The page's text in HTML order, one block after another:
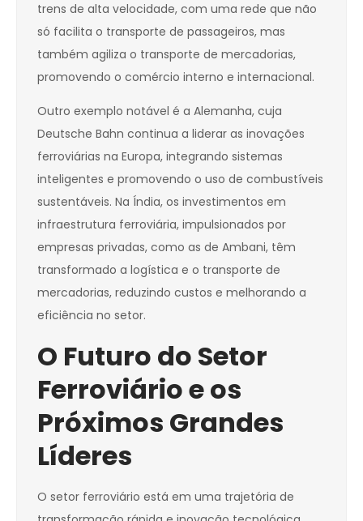
trens de alta velocidade, com uma rede que não
só facilita o transporte de passageiros, mas
também agiliza o transporte de mercadorias,
promovendo o comércio interno e internacional.
Outro exemplo notável é a Alemanha, cuja
Deutsche Bahn continua a liderar as inovações
ferroviárias na Europa, integrando sistemas
inteligentes e promovendo o uso de combustíveis
sustentáveis. Na Índia, os investimentos em
infraestrutura ferroviária, impulsionados por
empresas privadas, como as de Ambani, têm
transformado a logística e o transporte de
mercadorias, reduzindo custos e melhorando a
eficiência no setor.
O Futuro do Setor
Ferroviário e os
Próximos Grandes
Líderes
O setor ferroviário está em uma trajetória de